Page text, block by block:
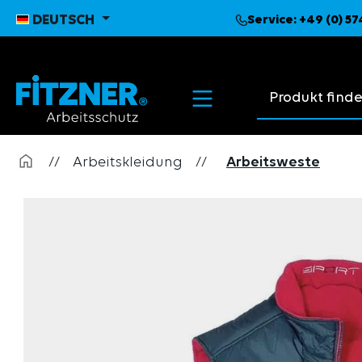
Zur Hauptnavigation springen
DEUTSCH Service: +49 (0)
// Arbeitskleidung // Arbeitsweste